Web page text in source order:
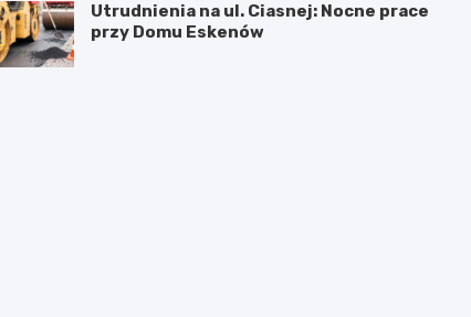
Utrudnienia na ul. Ciasnej: Nocne prace
przy Domu Eskenów